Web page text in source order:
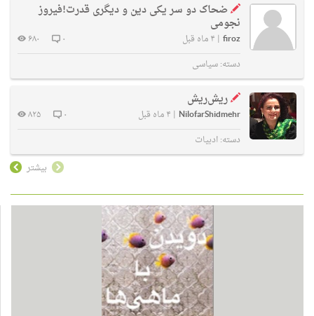
ضحاک دو سر یکی دین و دیگری قدرت!فیروز
نجومی
firoz
| ۴ ماه قبل ۰
۶۸۰
دسته:سیاسی
ریش‌ریش
NilofarShidmehr
| ۴ ماه قبل ۰
۸۲۵
دسته:ادبیات
بیشتر